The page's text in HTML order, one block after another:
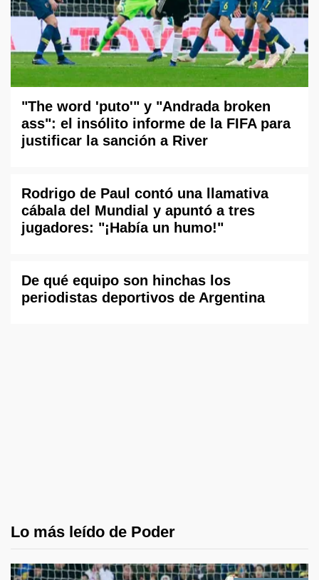
"The word 'puto'" y "Andrada broken
ass": el insólito informe de la FIFA para
justificar la sanción a River
Rodrigo de Paul contó una llamativa
cábala del Mundial y apuntó a tres
jugadores: "¡Había un humo!"
De qué equipo son hinchas los
periodistas deportivos de Argentina
Lo más leído de Poder